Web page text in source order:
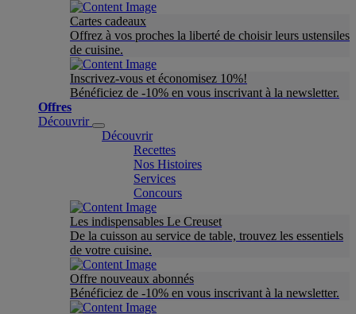
Cartes cadeaux
Offrez à vos proches la liberté de choisir leurs ustensiles
de cuisine.
Inscrivez-vous et économisez 10%!
Bénéficiez de -10% en vous inscrivant à la newsletter.
Offres
Découvrir
Découvrir
Recettes
Nos Histoires
Services
Concours
Les indispensables Le Creuset
De la cuisson au service de table, trouvez les essentiels
de votre cuisine.
Offre nouveaux abonnés
Bénéficiez de -10% en vous inscrivant à la newsletter.